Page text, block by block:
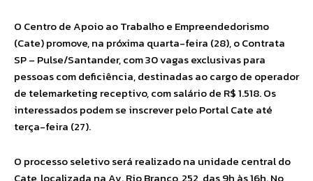
O Centro de Apoio ao Trabalho e Empreendedorismo
(Cate) promove, na próxima quarta-feira (28), o Contrata
SP – Pulse/Santander, com 30 vagas exclusivas para
pessoas com deficiência, destinadas ao cargo de operador
de telemarketing receptivo, com salário de R$ 1.518. Os
interessados podem se inscrever pelo Portal Cate até
terça-feira (27).
O processo seletivo será realizado na unidade central do